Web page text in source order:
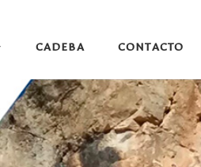
CADEBA CONTACTO